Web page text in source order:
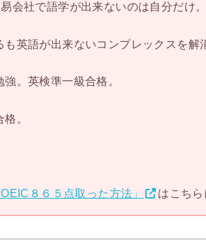
会社で語学が出来ないのは自分だけ。
英語が出来ないコンプレックスを解
。英検準一級合格。
。
８６５点取った方法」 はこちら